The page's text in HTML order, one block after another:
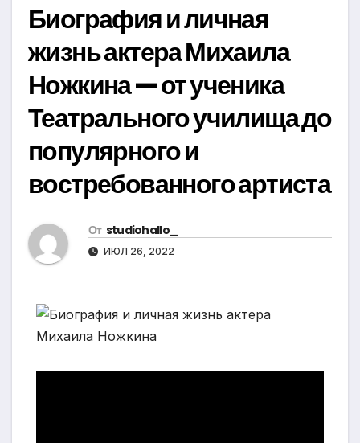
Биография и личная
жизнь актера Михаила
Ножкина — от ученика
Театрального училища до
популярного и
востребованного артиста
От studiohallo_
ИЮЛ 26, 2022